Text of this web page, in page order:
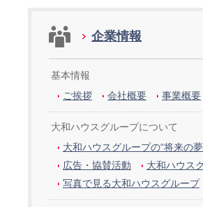
企業情報
基本情報
ご挨拶
会社概要 事業概要
大和ハウスグループについて
大和ハウスグループの“将来の夢
広告・協賛活動
大和ハウス
写真で見る大和ハウスグループ